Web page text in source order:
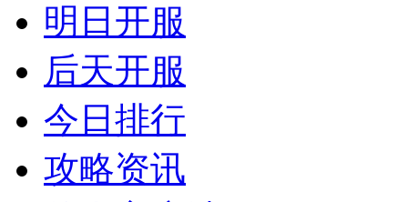
明日开服
后天开服
今日排行
攻略资讯